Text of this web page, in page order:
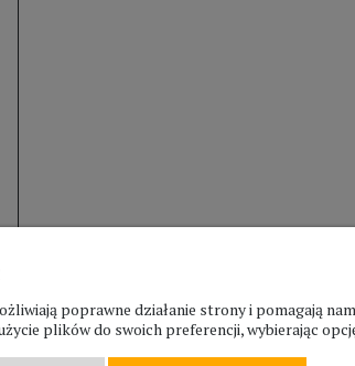
poprawne działanie strony i pomagają
plików do swoich preferencji, wybierając